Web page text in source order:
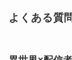
よくある質